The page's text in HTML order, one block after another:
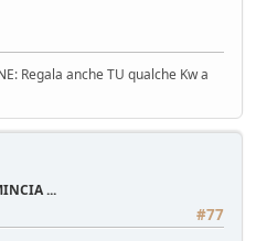
Regala anche TU qualche Kw a
...
#77